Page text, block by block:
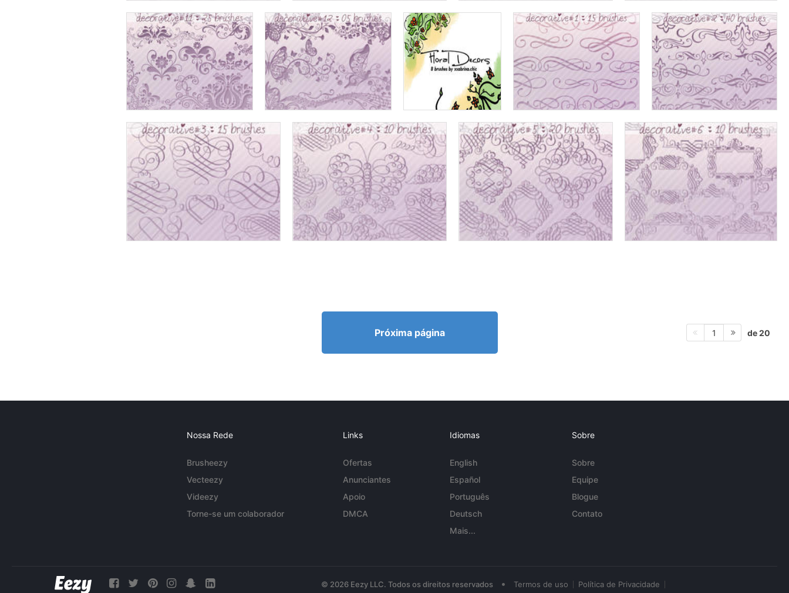
Próxima página 1 de 20
Nossa Rede
Brusheezy
Vecteezy
Videezy
Torne-se um colaborador
Links
Ofertas
Anunciantes
Apoio
DMCA
Idiomas
English
Español
Português
Deutsch
Mais...
Sobre
Sobre
Equipe
Blogue
Contato
© 2026 Eezy LLC. Todos os direitos reservados • Termos de uso Política de Privacidade